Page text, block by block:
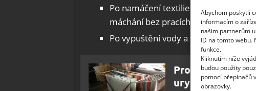
Abychom poskytli
informacím o
našim partnerům
ID na tomto webu.
funkce.
Kliknutím níže
budou použity
pomocí přepínačů
obrazovky.
Po namáčení textilie důkladně
máchání bez pracích prostředků.
Po vypuštění vody a vyprání
Proces
urychlit.